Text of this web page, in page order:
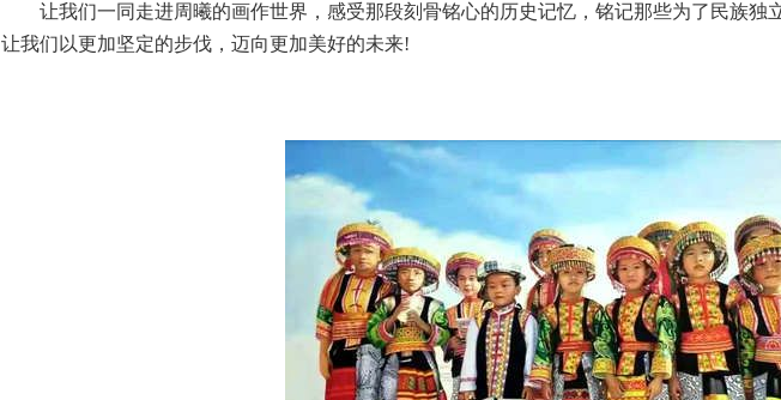
让我们一同走进周曦的画作世界，感受那段刻骨铭心的历史记忆，铭记那些为了民族独
让我们以更加坚定的步伐，迈向更加美好的未来!